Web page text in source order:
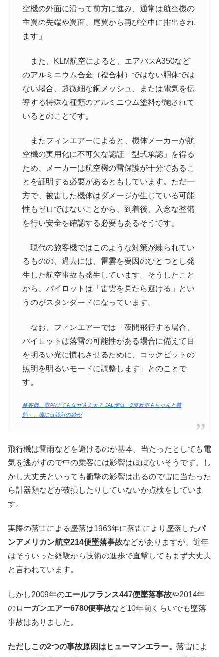
空機の外面に沿って前方に進み、通常は航空機の
主翼の先端や翼面、尾翼から再び空中に排出され
ます」
また、KLM航空によると、エアバスA350など
のアルミニウム合金（複合材）ではない胴体では
ない場合、超微細な銅メッシュ、または電気を伝
導する特殊な種類のアルミニウム塗料が施されて
いるとのことです。
またフィンエアーによると、機体メーカーが航
空機の実用化に不可欠な認証「型式承認」を得る
ため、メーカーは航空機の雷保護が十分であるこ
とを証明する必要があるともしています。ただ一
方で、被雷した機体はダメージが生じている可能
性もゼロではないことから、到着後、入念な整備
を行い安全を確認する必要もあるそうです。
現代の旅客機ではこのような対策が練られてい
るものの、過去には、雷雲を要因のひとつとし発
生した航空事故も発生しています。そうしたこと
から、パイロットは「雷雲を見たら避ける」とい
うのがスタンダードになっています。
なお、フィンエアーでは「夜間飛行する場合、
パイロットは落雷の可能性がある場合に備えて目
を明るい光に慣れさせるために、コックピットの
照明を明るいモードに調整します」とのことで
す。
旅客機、雷浴びてもなぜ大丈夫？ JAL便は「2度被雷もちゃんと着
陸」、裏には設計の妙が
飛行機は雷雨などを避けるのが基本。当たったとしても電
気を逃がすので中の乗客には影響はほぼないそうです。し
かし大丈夫といっても衝撃の影響は出るので雷に当たった
ら計器類などが破損したりしていないか点検をしていま
す。
実際の落雷による墜落は1963年に落雷により墜落したパ
ンアメリカン航空214便墜落事故などがありますが、近年
はそういった経験から技術の進歩で直撃してもまず大丈夫
と言われています。
しかし2009年のエールフランス447便墜落事故や2014年
のローガンエアー6780便事故など10年前くらいでも墜落
事故はありました。
ただしこの2つの事故原因はヒューマンエラー。 落雷によ